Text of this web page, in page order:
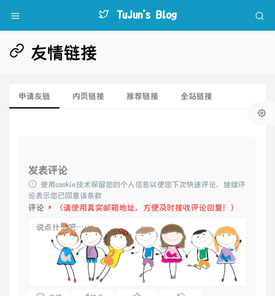
TuJun's Blog
友情链接
申请友链 内页链接 推荐链接 全站链接
发表评论
使用cookie技术保留您的个人信息以便您下次快速评论，继续评
论表示您已同意该条款
评论 * （请使用真实邮箱地址，方便及时接收评论回复！）